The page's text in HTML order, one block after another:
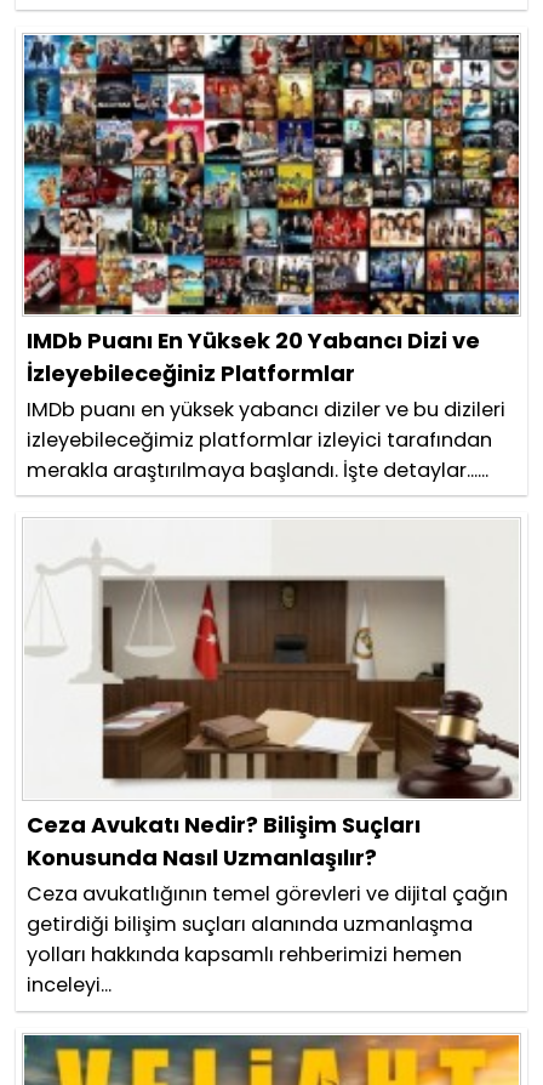
IMDb Puanı En Yüksek 20 Yabancı Dizi ve
İzleyebileceğiniz Platformlar
IMDb puanı en yüksek yabancı diziler ve bu dizileri
izleyebileceğimiz platformlar izleyici tarafından
merakla araştırılmaya başlandı. İşte detaylar......
Ceza Avukatı Nedir? Bilişim Suçları
Konusunda Nasıl Uzmanlaşılır?
Ceza avukatlığının temel görevleri ve dijital çağın
getirdiği bilişim suçları alanında uzmanlaşma
yolları hakkında kapsamlı rehberimizi hemen
inceleyi...